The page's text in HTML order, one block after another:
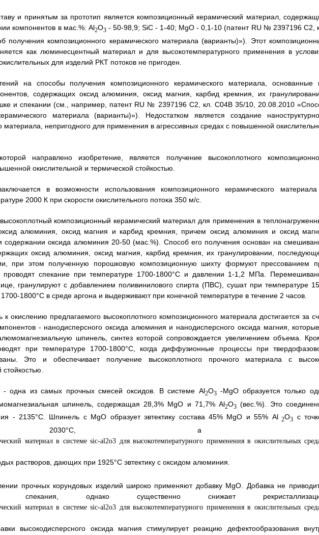
и принятым за прототип является композиционный керамический материал,
компонентов в мас.%: Аl2O3- 50-98,9; SiС - 1-40; МgO - 0,1-10 (патент RU № 2397196 С2,
композиционного керамического материала (варианты)»). Этот
как люминесцентный материал и для высокотемпературного применения в
для изделий РКТ потоков не пригоден.
на способы получения композиционного керамического материала, основанные
содержащих оксид алюминия, оксид магния, карбид кремния, их
и спекании (см., например, патент RU № 2397196 С2, кл. С04В 35/10, 20.08.2010
материала (варианты)»). Недостатком является создание
материала, непригодного для применения в агрессивных средах с повышенной
направлено изобретение, является получение высокоплотного
окислительной и термической стойкостью.
в возможности использования композиционного керамического
2000 К при скорости окислительного потока 350 м/с.
композиционный керамический материал для применения в
алюминия, оксид магния и карбид кремния, причем оксид алюминия и оксид
содержании оксида алюминия 20-50 (мас.%). Способ его получения основан на
оксид алюминия, оксид магния, карбид кремния, их гранулировании,
при этом полученную порошковую композиционную шихту формуют прессованием
спекание при температуре 1700-1800°С и давлении 1-1,2 МПа.
гранулируют с добавлением поливинилового спирта (ПВС), сушат при температуре
1800°С в среде аргона и выдерживают при конечной температуре в течение 2 часов.
к окислению предлагаемого высокоплотного композиционного материала достигается за
- нанодисперсного оксида алюминия и нанодисперсного оксида магния,
шпинель, синтез которой сопровождается увеличением объема.
при температуре 1700-1800°С, когда диффузионные процессы при
Это и обеспечивает получение высокоплотного прочного материала с
- одна из самых прочных смесей оксидов. В системе Аl2О3-MgO образуется только
шпинель, содержащая 28,3% МgO и 71,7% Аl2O3(вес.%). Это
- 2135°С. Шпинель с МgO образует эвтектику состава 45% МgO и 55% Аl2O3
c
2030°С, а
растворов, дающих при 1925°C эвтектику с оксидом алюминия.
прочных корундовых изделий широко применяют добавку МgO. Добавка не
спекания, однако существенно снижает
высокодисперсного оксида магния стимулирует реакцию дефектообразования